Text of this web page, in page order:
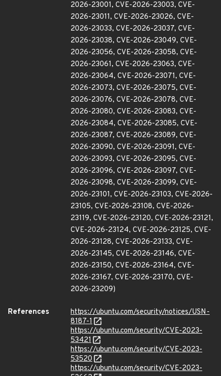
2026-23001, CVE-2026-23003, CVE-
2026-23011, CVE-2026-23026, CVE-
2026-23033, CVE-2026-23037, CVE-
2026-23038, CVE-2026-23049, CVE-
2026-23056, CVE-2026-23058, CVE-
2026-23061, CVE-2026-23063, CVE-
2026-23064, CVE-2026-23071, CVE-
2026-23073, CVE-2026-23075, CVE-
2026-23076, CVE-2026-23078, CVE-
2026-23080, CVE-2026-23083, CVE-
2026-23084, CVE-2026-23085, CVE-
2026-23087, CVE-2026-23089, CVE-
2026-23090, CVE-2026-23091, CVE-
2026-23093, CVE-2026-23095, CVE-
2026-23096, CVE-2026-23097, CVE-
2026-23098, CVE-2026-23099, CVE-
2026-23101, CVE-2026-23103, CVE-2026-
23105, CVE-2026-23108, CVE-2026-
23119, CVE-2026-23120, CVE-2026-23121,
CVE-2026-23124, CVE-2026-23125, CVE-
2026-23128, CVE-2026-23133, CVE-
2026-23145, CVE-2026-23146, CVE-
2026-23150, CVE-2026-23164, CVE-
2026-23167, CVE-2026-23170, CVE-
2026-23209)
References
https://ubuntu.com/security/notices/USN-
8187-1
https://ubuntu.com/security/CVE-2023-
53421
https://ubuntu.com/security/CVE-2023-
53520
https://ubuntu.com/security/CVE-2023-